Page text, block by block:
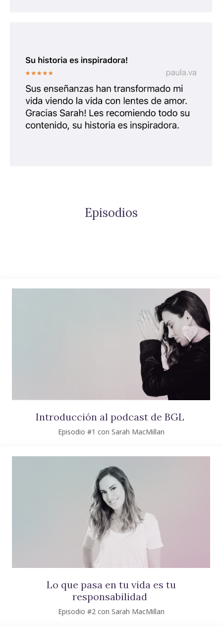
Episodios
Introducción al podcast de BGL
Episodio #1 con Sarah MacMillan
Lo que pasa en tu vida es tu
responsabilidad
Episodio #2 con Sarah MacMillan